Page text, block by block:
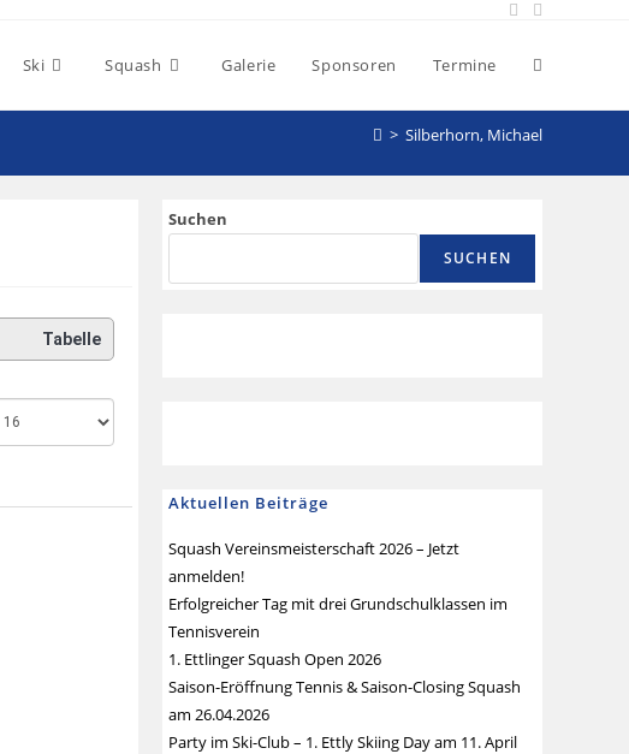
Ski Squash Galerie Sponsoren Termine
> Silberhorn, Michael
Tabelle
Suchen
SUCHEN
Aktuellen Beiträge
Squash Vereinsmeisterschaft 2026 – Jetzt
anmelden!
Erfolgreicher Tag mit drei Grundschulklassen im
Tennisverein
1. Ettlinger Squash Open 2026
Saison-Eröffnung Tennis & Saison-Closing Squash
am 26.04.2026
Party im Ski-Club – 1. Ettly Skiing Day am 11. April